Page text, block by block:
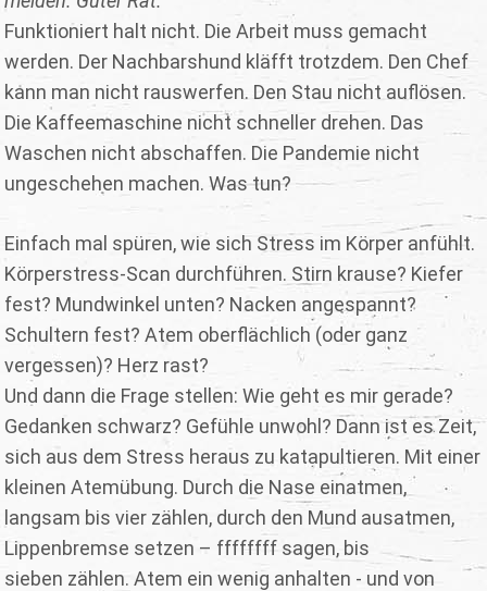
Funktioniert halt nicht. Die Arbeit muss gemacht
werden. Der Nachbarshund kläfft trotzdem. Den Chef
kann man nicht rauswerfen. Den Stau nicht auflösen.
Die Kaffeemaschine nicht schneller drehen. Das
Waschen nicht abschaffen. Die Pandemie nicht
ungeschehen machen. Was tun?
Einfach mal spüren, wie sich Stress im Körper anfühlt.
Körperstress-Scan durchführen. Stirn krause? Kiefer
fest? Mundwinkel unten? Nacken angespannt?
Schultern fest? Atem oberflächlich (oder ganz
vergessen)? Herz rast?
Und dann die Frage stellen: Wie geht es mir gerade?
Gedanken schwarz? Gefühle unwohl? Dann ist es Zeit,
sich aus dem Stress heraus zu katapultieren. Mit einer
kleinen Atemübung. Durch die Nase einatmen,
langsam bis vier zählen, durch den Mund ausatmen,
Lippenbremse setzen – ffffffff sagen, bis
sieben zählen. Atem ein wenig anhalten - und von